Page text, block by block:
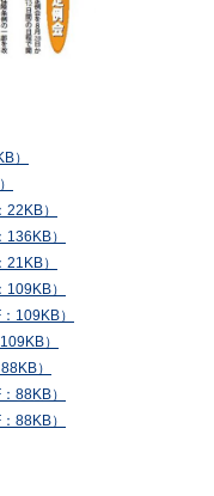
）
）
）
）
）
109KB）
）
）
88KB）
88KB）